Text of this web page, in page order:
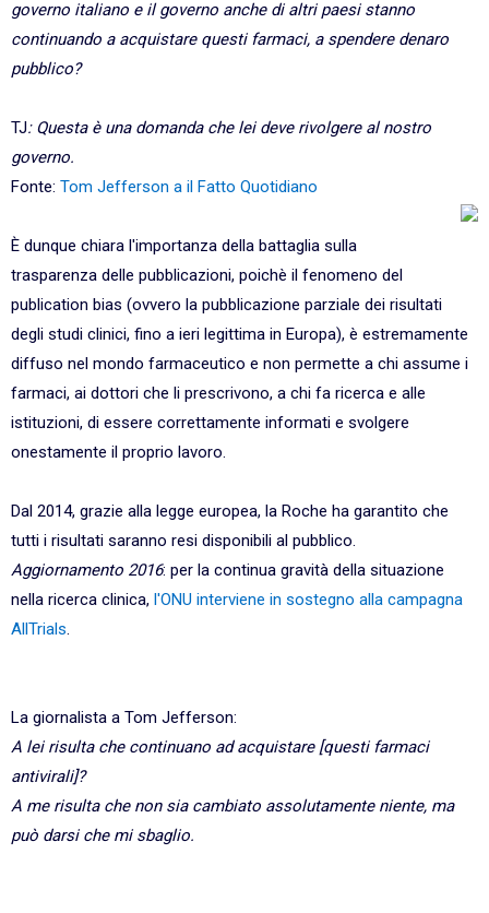
governo italiano e il governo anche di altri paesi stanno
continuando a acquistare questi farmaci, a spendere denaro
pubblico?
TJ: Questa è una domanda che lei deve rivolgere al nostro
governo.
Fonte: Tom Jefferson a il Fatto Quotidiano
È dunque chiara l'importanza della battaglia sulla
trasparenza delle pubblicazioni, poichè il fenomeno del
publication bias (ovvero la pubblicazione parziale dei risultati
degli studi clinici, fino a ieri legittima in Europa), è estremamente
diffuso nel mondo farmaceutico e non permette a chi assume i
farmaci, ai dottori che li prescrivono, a chi fa ricerca e alle
istituzioni, di essere correttamente informati e svolgere
onestamente il proprio lavoro.
Dal 2014, grazie alla legge europea, la Roche ha garantito che
tutti i risultati saranno resi disponibili al pubblico.
Aggiornamento 2016: per la continua gravità della situazione
nella ricerca clinica, l'ONU interviene in sostegno alla campagna
AllTrials.
La giornalista a Tom Jefferson:
A lei risulta che continuano ad acquistare [questi farmaci
antivirali]?
A me risulta che non sia cambiato assolutamente niente, ma
può darsi che mi sbaglio.